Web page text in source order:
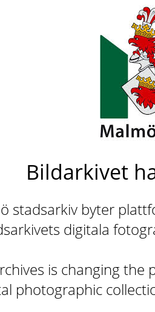
Bildarkivet
stadsarkiv byter
digitala
is changing
photographic